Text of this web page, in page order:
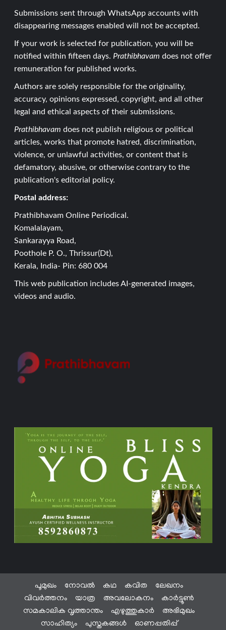
Submissions sent through WhatsApp accounts with
disappearing messages enabled will not be accepted.
If your work is selected for publication, you will be
notified within fifteen days. Prathibhavam does not offer
remuneration for published works.
Authors are solely responsible for the originality,
accuracy, opinions expressed, copyright, and all other
legal and ethical aspects of their submissions.
Prathibhavam does not publish religious or political
articles, works that promote hatred, discrimination,
violence, or unlawful activities, or content that is
defamatory, abusive, or otherwise contrary to the
publication's editorial policy.
Postal address:
Prathibhavam Online Periodical.
Komalalayam,
Sankarayya Road,
Poothole P. O., Thrissur(Dt),
Kerala, India- Pin: 680 004
This web publication includes AI-generated images,
videos and audio.
പൂമുഖം നോവൽ കഥ കവിത
ലേഖനം
വിവർത്തനം
യാത്ര അവലോകനം
കാർട്ടൂൺ
സമകാലിക വൃത്താന്തം
എഴുത്തുകാർ
അഭിമുഖം
സാഹിത്യം
പുസ്തകങ്ങൾ ഓണപ്പതിപ്പ്